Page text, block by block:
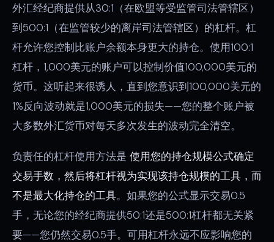
外汇经纪商提供从30:1（在欧盟等受监管司法管辖区）
到500:1（在监管较少的离岸司法管辖区）的杠杆。杠
杆允许您控制比账户余额本身更大的持仓。使用100:1
杠杆，1,000美元的账户可以控制价值100,000美元的
货币。这听起来很诱人，直到您意识到100,000美元的
1%反向波动就是1,000美元的损失——您的整个账户被
大多数外汇货币对每天多次发生的波动完全清空。
负责任的杠杆使用方法是 使用您的持仓规模公式确定
交易手数，然后将杠杆视为实现该持仓规模的工具，而
不是最大化持仓的工具。如果您的公式显示交易0.5
手，无论您的经纪商提供50:1还是500:1杠杆都无关紧
要——您仍然交易0.5手。可用杠杆永远不应影响您的